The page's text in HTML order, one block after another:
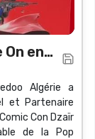
On en
Algérie a
et Partenaire
Con Dzaïr
de la Pop